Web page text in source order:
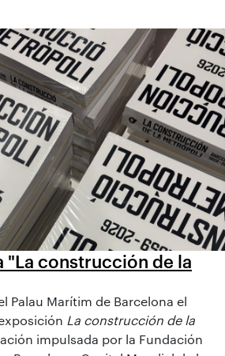
"La construcción de la
Palau Marítim de Barcelona el
La construcción de la
impulsada por la Fundación